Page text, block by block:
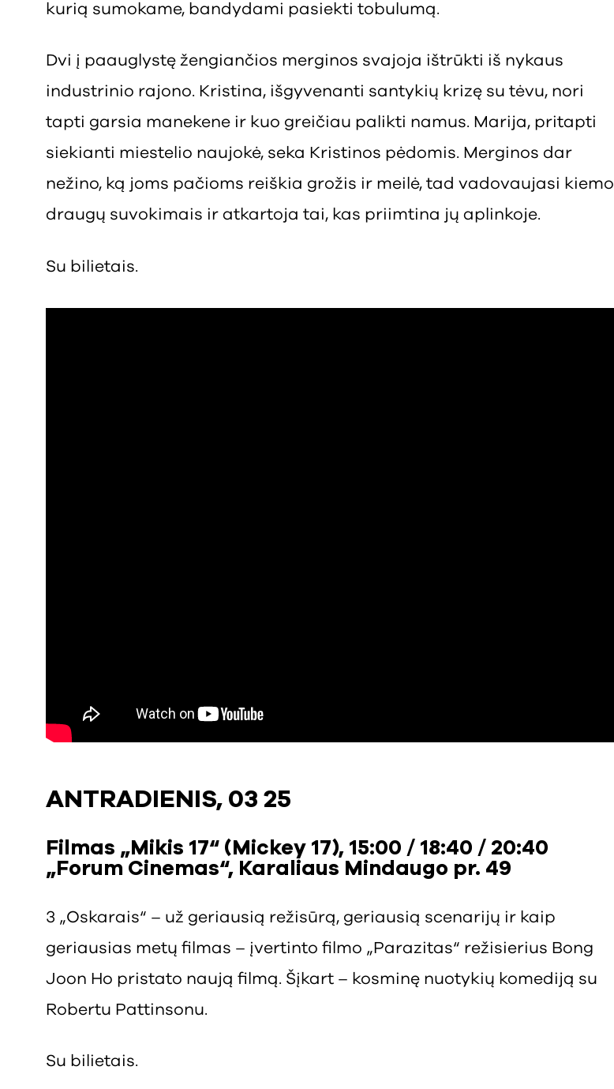
kurią sumokame, bandydami pasiekti tobulumą.
Dvi į paauglystę žengiančios merginos svajoja ištrūkti iš nykaus
industrinio rajono. Kristina, išgyvenanti santykių krizę su tėvu, nori
tapti garsia manekene ir kuo greičiau palikti namus. Marija, pritapti
siekianti miestelio naujokė, seka Kristinos pėdomis. Merginos dar
nežino, ką joms pačioms reiškia grožis ir meilė, tad vadovaujasi kiemo
draugų suvokimais ir atkartoja tai, kas priimtina jų aplinkoje.
Su bilietais.
ANTRADIENIS, 03 25
Filmas „Mikis 17“ (Mickey 17), 15:00 / 18:40 / 20:40
„Forum Cinemas“, Karaliaus Mindaugo pr. 49
3 „Oskarais“ – už geriausią režisūrą, geriausią scenarijų ir kaip
geriausias metų filmas – įvertinto filmo „Parazitas“ režisierius Bong
Joon Ho pristato naują filmą. Šįkart – kosminę nuotykių komediją su
Robertu Pattinsonu.
Su bilietais.